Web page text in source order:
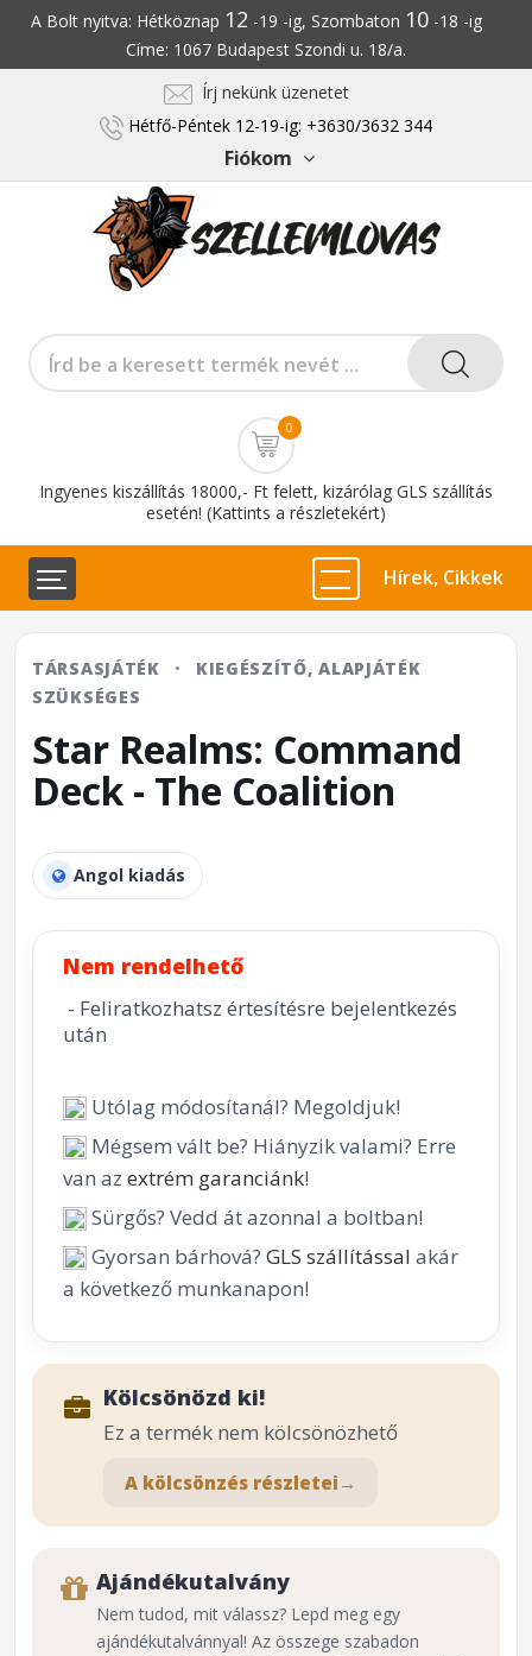
A Bolt nyitva: Hétköznap 12 -19 -ig, Szombaton 10-18 -ig
Címe: 1067 Budapest Szondi u. 18/a.
Írj nekünk üzenetet
Hétfő-Péntek 12-19-ig: +3630/3632 344
Fiókom
0
Ingyenes kiszállítás 18000,- Ft felett, kizárólag GLS szállítás
esetén! (Kattints a részletekért)
Hírek, Cikkek
TÁRSASJÁTÉK ·
KIEGÉSZÍTŐ, ALAPJÁTÉK
SZÜKSÉGES
Star Realms: Command
Deck - The Coalition
Angol kiadás
Nem rendelhető
- Feliratkozhatsz értesítésre bejelentkezés
után
Utólag módosítanál? Megoldjuk!
Mégsem vált be? Hiányzik valami? Erre
van az extrém garanciánk!
Sürgős? Vedd át azonnal a boltban!
Gyorsan bárhová? GLS szállítással akár
a következő munkanapon!
Kölcsönözd ki!
Ez a termék nem kölcsönözhető
A kölcsönzés részletei →
Ajándékutalvány
Nem tudod, mit válassz? Lepd meg egy
ajándékutalvánnyal! Az összege szabadon